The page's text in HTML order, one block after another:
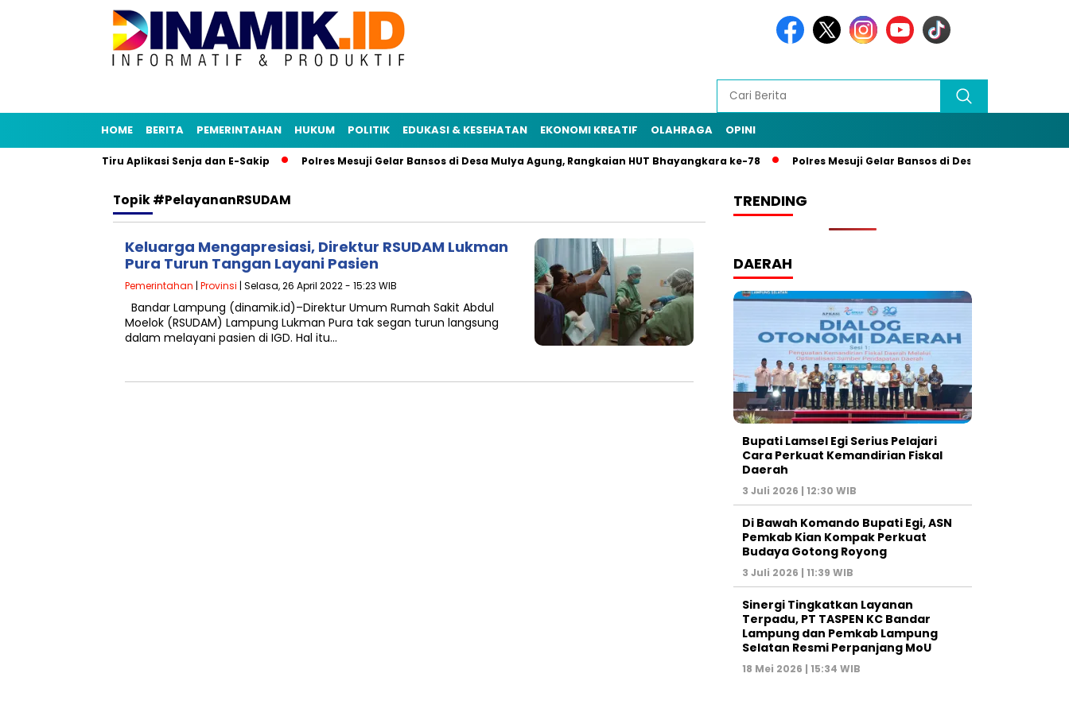
HOME BERITA PEMERINTAHAN HUKUM POLITIK EDUKASI & KESEHATAN EKONOMI KREATIF OLAHRAGA OPINI
Dalam Study Tiru Aplikasi Senja dan E-Sakip Polres Mesuji Gelar Bansos di Desa Mulya Agung, Rangkaian HUT Bhayangkara ke-78 Polres Mesuji Gelar Bansos di Desa Mulya Agung,
Topik#pelayananRSUDAM
Keluarga Mengapresiasi, Direktur RSUDAM Lukman
Pura Turun Tangan Layani Pasien
Pemerintahan | Provinsi | Selasa, 26 April 2022 - 15:23 WIB
Bandar Lampung (dinamik.id)–Direktur Umum Rumah Sakit Abdul
Moelok (RSUDAM) Lampung Lukman Pura tak segan turun langsung
dalam melayani pasien di IGD. Hal itu…
TRENDING
DAERAH
Bupati Lamsel Egi Serius Pelajari
Cara Perkuat Kemandirian Fiskal
Daerah
3 Juli 2026 | 12:30 WIB
Di Bawah Komando Bupati Egi, ASN
Pemkab Kian Kompak Perkuat
Budaya Gotong Royong
3 Juli 2026 | 11:39 WIB
Sinergi Tingkatkan Layanan
Terpadu, PT TASPEN KC Bandar
Lampung dan Pemkab Lampung
Selatan Resmi Perpanjang MoU
18 Mei 2026 | 15:34 WIB